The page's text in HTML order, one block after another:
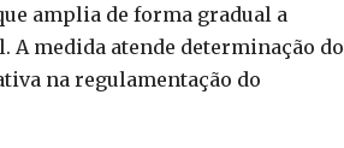
amplia de forma gradual a
A medida atende determinação do
na regulamentação do